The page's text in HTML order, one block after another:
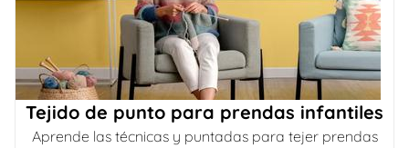
Tejido de punto para prendas infantiles
Aprende las técnicas y puntadas para tejer prendas